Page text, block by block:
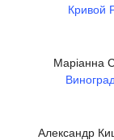
Кривой
Маріанна
Александр